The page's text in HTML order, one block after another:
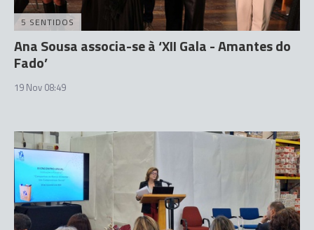
5 SENTIDOS
Ana Sousa associa-se à ‘XII Gala - Amantes do
Fado’
19 Nov 08:49